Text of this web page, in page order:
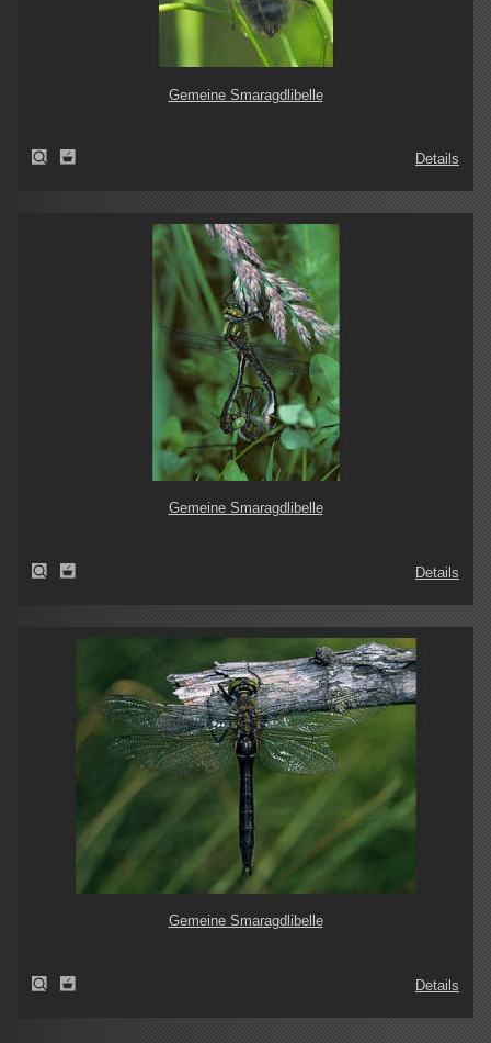
Gemeine Smaragdlibelle
Details
Gemeine Smaragdlibelle
Details
Gemeine Smaragdlibelle
Details